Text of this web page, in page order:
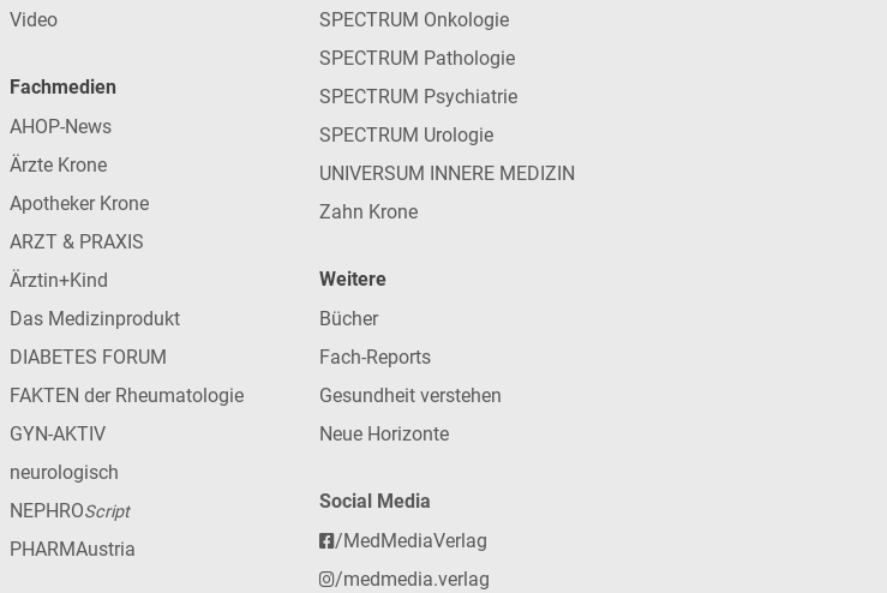
Video
Fachmedien
AHOP-News
Ärzte Krone
Apotheker Krone
ARZT & PRAXIS
Ärztin+Kind
Das Medizinprodukt
DIABETES FORUM
FAKTEN der Rheumatologie
GYN-AKTIV
neurologisch
NEPHROScript
PHARMAustria
SPECTRUM Onkologie
SPECTRUM Pathologie
SPECTRUM Psychiatrie
SPECTRUM Urologie
UNIVERSUM INNERE MEDIZIN
Zahn Krone
Weitere
Bücher
Fach-Reports
Gesundheit verstehen
Neue Horizonte
Social Media
/MedMediaVerlag
/medmedia.verlag